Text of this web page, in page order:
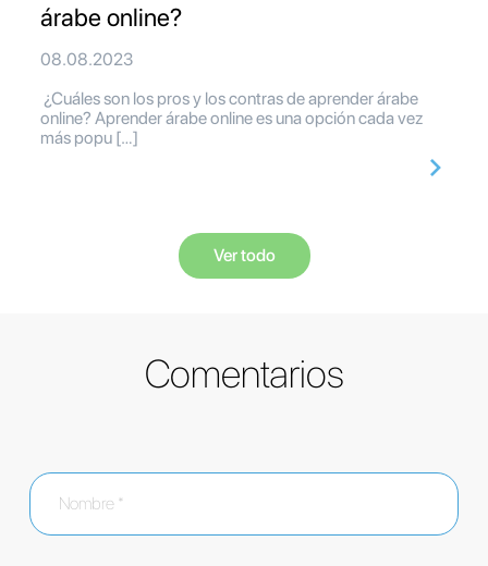
árabe online?
08.08.2023
¿Cuáles son los pros y los contras de aprender árabe
online? Aprender árabe online es una opción cada vez
más popu […]
Ver todo
Comentarios